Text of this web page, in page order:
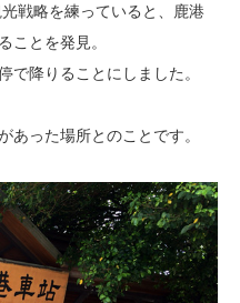
戦略を練っていると、鹿港
ことを発見。
で降りることにしました。
あった場所とのことです。